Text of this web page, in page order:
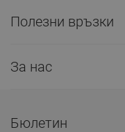
Полезни връзки
За нас
Бюлетин